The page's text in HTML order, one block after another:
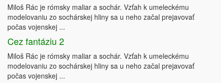
Miloš Rác je rómsky maliar a sochár. Vzťah k umeleckému
modelovaniu zo sochárskej hliny sa u neho začal prejavovať
počas vojenskej ...
Cez fantáziu 2
Miloš Rác je rómsky maliar a sochár. Vzťah k umeleckému
modelovaniu zo sochárskej hliny sa u neho začal prejavovať
počas vojenskej ...